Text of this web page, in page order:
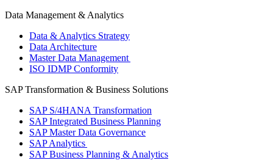
Data Management & Analytics
Data & Analytics Strategy
Data Architecture
Master Data Management
ISO IDMP Conformity
SAP Transformation & Business Solutions
SAP S/4HANA Transformation
SAP Integrated Business Planning
SAP Master Data Governance
SAP Analytics
SAP Business Planning & Analytics